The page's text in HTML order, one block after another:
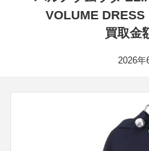
VOLUME DRESS
買取金
2026年